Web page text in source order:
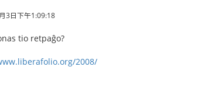
3日下午1:09:18
tio retpaĝo?
2008/